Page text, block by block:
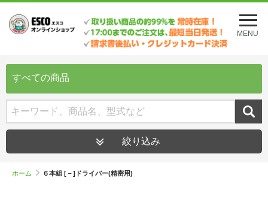
メ
ニ
ュ
を
MENU
すべての商品
絞り込み
ホーム ６本組 [－]ドライバー(精密用)